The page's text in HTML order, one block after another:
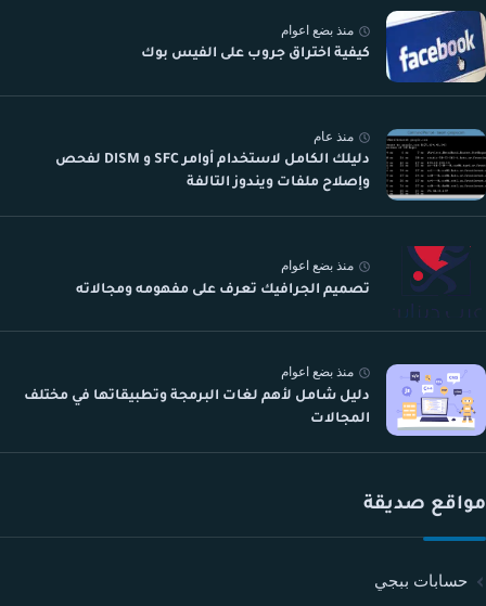
منذ بضع اعوام
كيفية اختراق جروب على الفيس بوك
منذ عام
دليلك الكامل لاستخدام أوامر SFC و DISM لفحص
وإصلاح ملفات ويندوز التالفة
منذ بضع اعوام
تصميم الجرافيك تعرف على مفهومه ومجالاته
منذ بضع اعوام
دليل شامل لأهم لغات البرمجة وتطبيقاتها في مختلف
المجالات
مواقع صديقة
حسابات ببجي